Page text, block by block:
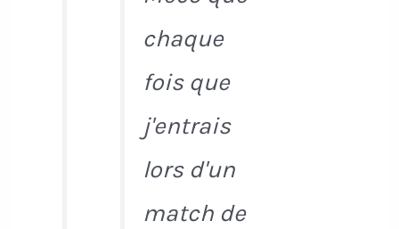
chaque
fois que
j'entrais
lors d'un
match de